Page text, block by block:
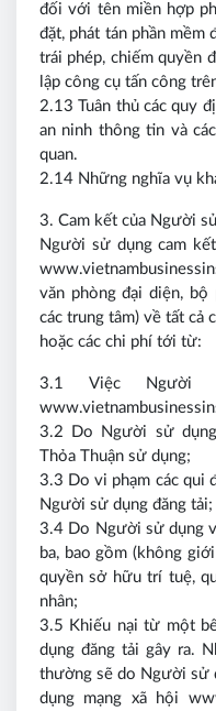
đối với tên miền hợp
đặt, phát tán phần mềm
trái phép, chiếm quyền
lập công cụ tấn công
2.13 Tuân thủ các quy
an ninh thông tin và
quan.
2.14 Những nghĩa vụ
3. Cam kết của Người
Người sử dụng cam
văn phòng đại diện, bộ
các trung tâm) về tất cả
hoặc các chi phí tới từ:
3.1 Việc Người
3.2 Do Người sử
Thỏa Thuận sử dụng;
3.3 Do vi phạm các qui
Người sử dụng đăng tải;
3.4 Do Người sử dụng
ba, bao gồm (không
quyền sở hữu trí tuệ,
nhân;
3.5 Khiếu nại từ một
dụng đăng tải gây ra.
thường sẽ do Người sử
dụng mạng xã hội